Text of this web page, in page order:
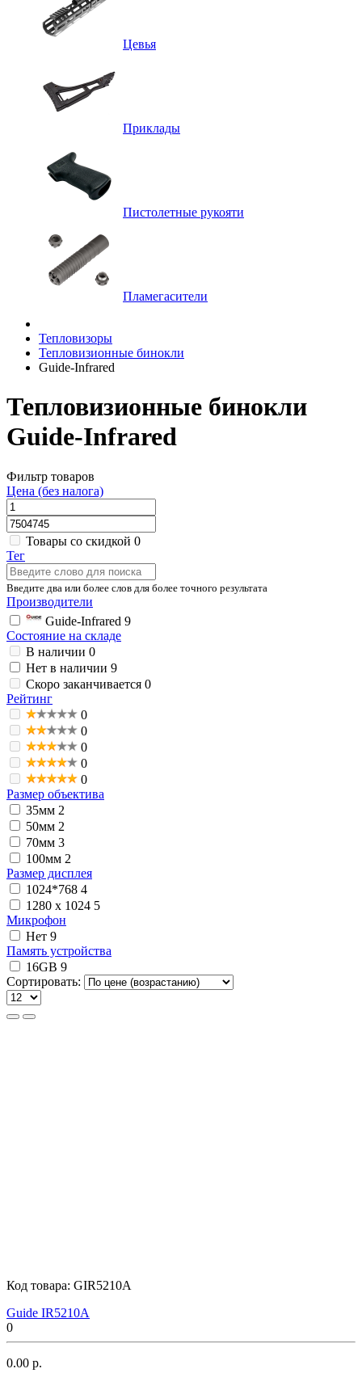
Цевья
Приклады
Пистолетные рукояти
Пламегасители
Тепловизоры
Тепловизионные бинокли
Guide-Infrared
Тепловизионные бинокли
Guide-Infrared
Фильтр товаров
Цена (без налога)
Товары со скидкой 0
Тег
Введите два или более слов для более точного результата
Производители
Guide-Infrared 9
Состояние на складе
В наличии 0
Нет в наличии 9
Скоро заканчивается 0
Рейтинг
0
0
0
0
0
Размер объектива
35мм 2
50мм 2
70мм 3
100мм 2
Размер дисплея
1024*768 4
1280 x 1024 5
Микрофон
Нет 9
Память устройства
16GB 9
Сортировать:
Код товара: GIR5210A
Guide IR5210A
0
0.00 р.